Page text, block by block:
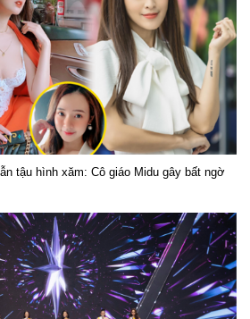
tậu hình xăm: Cô giáo Midu gây bất ngờ